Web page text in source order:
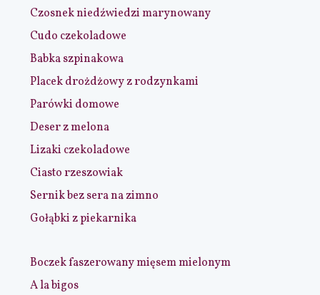
Czosnek niedźwiedzi marynowany
Cudo czekoladowe
Babka szpinakowa
Placek drożdżowy z rodzynkami
Parówki domowe
Deser z melona
Lizaki czekoladowe
Ciasto rzeszowiak
Sernik bez sera na zimno
Gołąbki z piekarnika
Boczek faszerowany mięsem mielonym
A la bigos